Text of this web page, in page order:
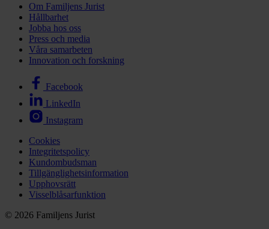
Om Familjens Jurist
Hållbarhet
Jobba hos oss
Press och media
Våra samarbeten
Innovation och forskning
Facebook
LinkedIn
Instagram
Cookies
Integritetspolicy
Kundombudsman
Tillgänglighetsinformation
Upphovsrätt
Visselblåsarfunktion
© 2026 Familjens Jurist